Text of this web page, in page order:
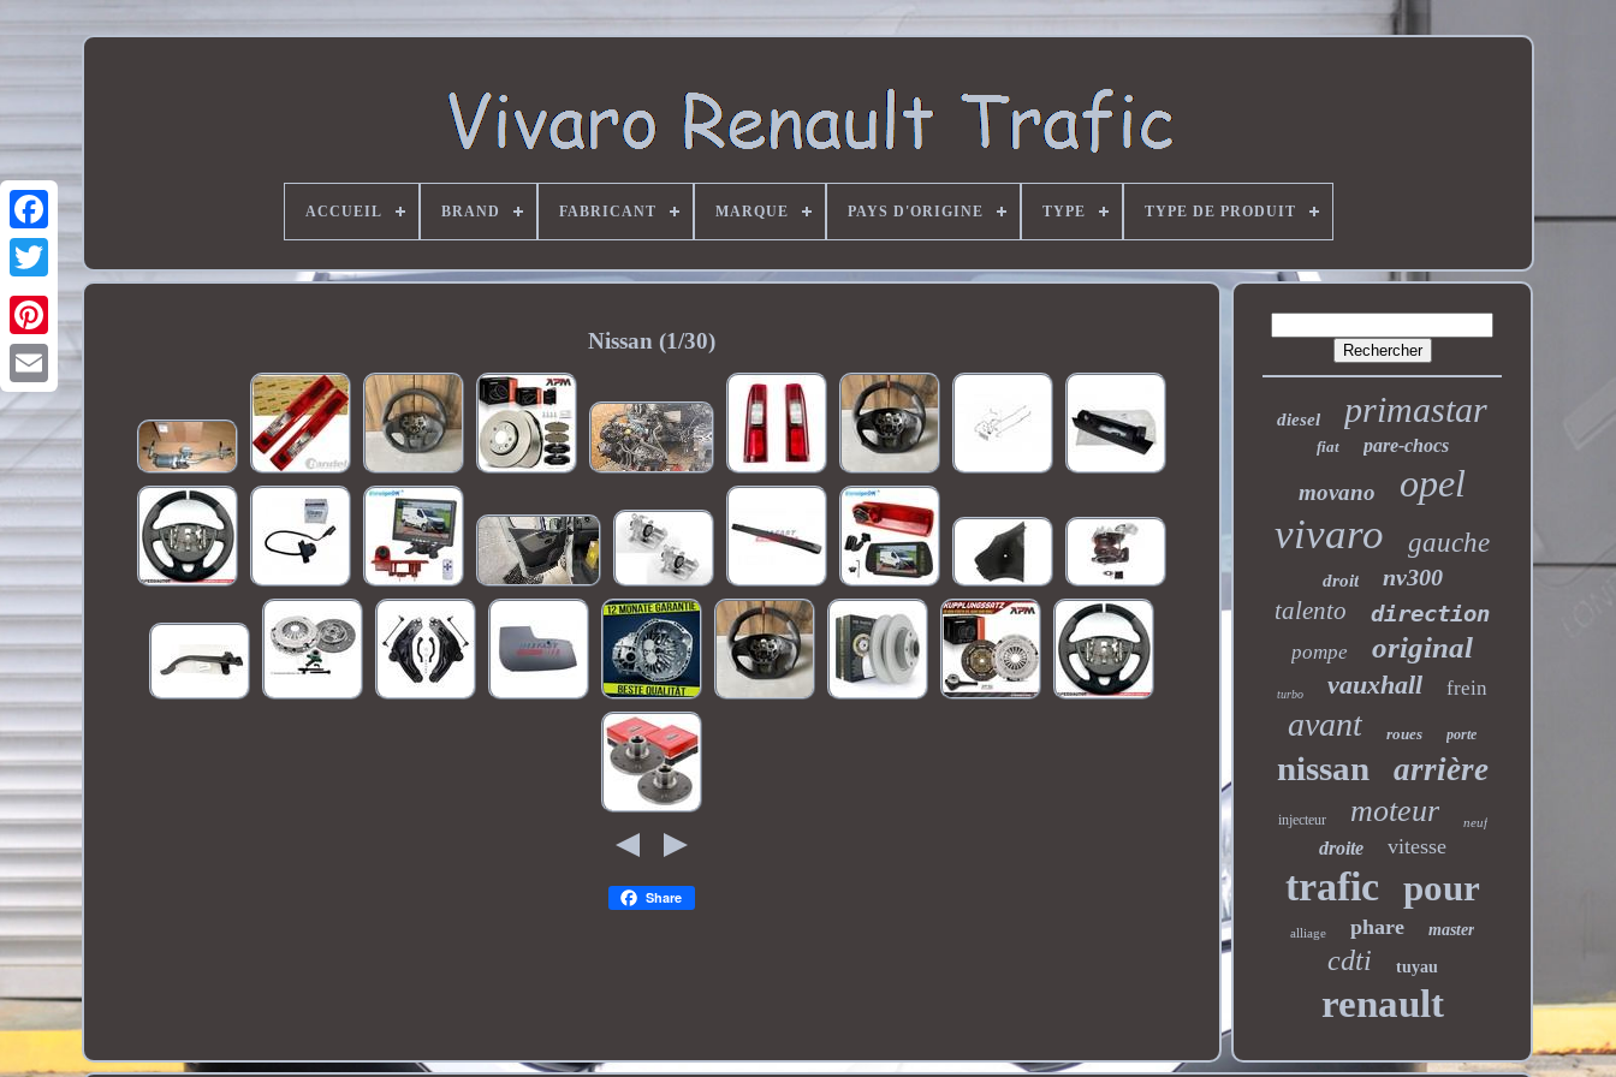
ACCUEIL BRAND FABRICANT MARQUE PAYS D'ORIGINE TYPE TYPE DE PRODUIT
Nissan (1/30)
Share
diesel primastar
fiat pare-chocs
movano opel
vivaro gauche
droit nv300
talento direction
pompe original
turbo vauxhall frein
avant roues porte
nissan arrière
injecteur moteur neuf
droite vitesse
trafic pour
alliage phare master
cdti tuyau
renault